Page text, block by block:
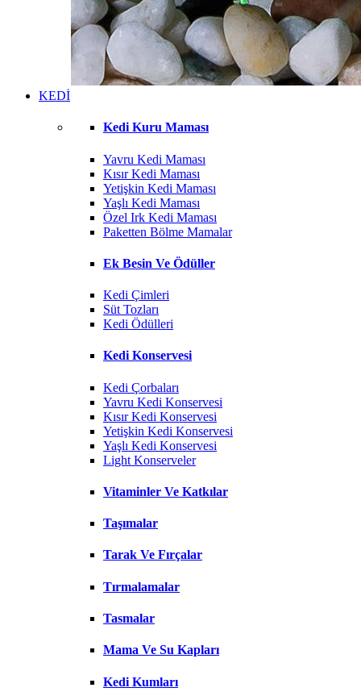
KEDİ
Kedi Kuru Maması
Yavru Kedi Maması
Kısır Kedi Maması
Yetişkin Kedi Maması
Yaşlı Kedi Maması
Özel Irk Kedi Maması
Paketten Bölme Mamalar
Ek Besin Ve Ödüller
Kedi Çimleri
Süt Tozları
Kedi Ödülleri
Kedi Konservesi
Kedi Çorbaları
Yavru Kedi Konservesi
Kısır Kedi Konservesi
Yetişkin Kedi Konservesi
Yaşlı Kedi Konservesi
Light Konserveler
Vitaminler Ve Katkılar
Taşımalar
Tarak Ve Fırçalar
Tırmalamalar
Tasmalar
Mama Ve Su Kapları
Kedi Kumları